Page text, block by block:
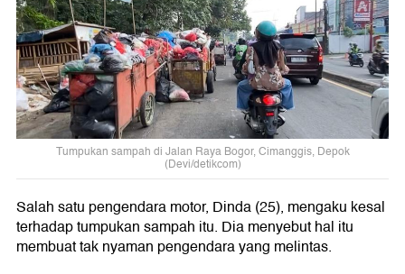
Tumpukan sampah di Jalan Raya Bogor, Cimanggis, Depok
(Devi/detikcom)
Salah satu pengendara motor, Dinda (25), mengaku kesal
terhadap tumpukan sampah itu. Dia menyebut hal itu
membuat tak nyaman pengendara yang melintas.